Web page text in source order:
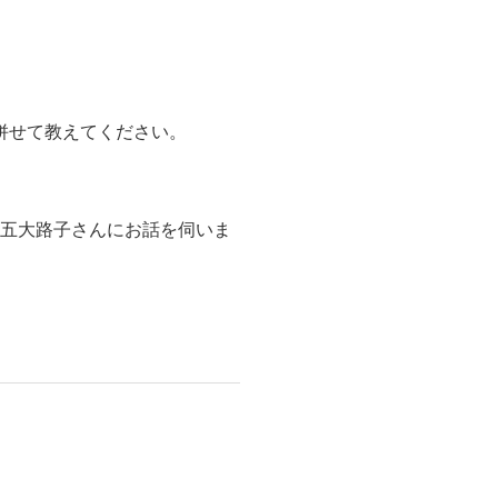
て教えてください。
大路子さんにお話を伺いま